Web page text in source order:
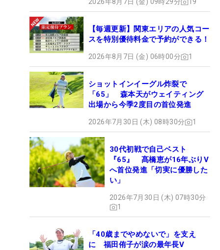
【毎週更新】関東エリアの人気コー
スを特別優待料金で予約ができる！
2026年8月7日 (金) 06時00分 1
ショットインイーグル炸裂で
「65」 森本天がウェイティング
出場から今季2度目の首位発進
2026年7月30日 (木) 08時30分 1
30代初戦で自己ベスト
『65』 髙橋恵が16年ぶりV
へ首位発進「切実に優勝した
い」
2026年7月30日 (木) 07時30分
1
「40歳までやめないで」を支え
に 福田侑子が涙の最年長V